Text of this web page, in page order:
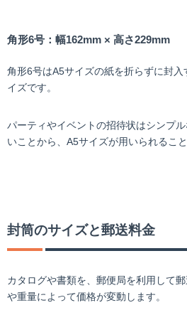
角形6号：幅162mm × 高さ229mm
角形6号はA5サイズの紙を折らずに封
イズです。
パーティやイベントの招待状はシンプ
いことから、A5サイズが用いられること
封筒のサイズと郵送料金
カタログや書類を、郵便局を利用して
や重量によって価格が変動します。